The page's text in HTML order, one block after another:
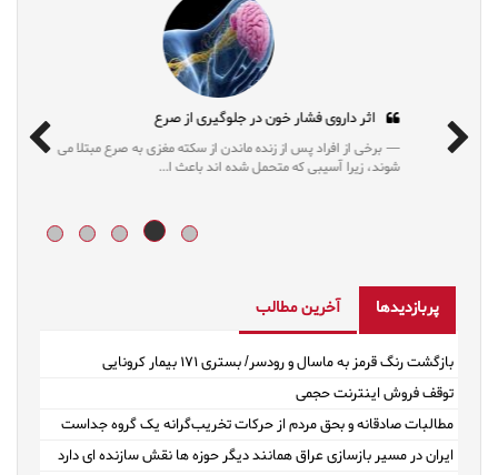
کاهش وزن بدون رژیم‌های مُد روز
نتایج تحقیقات مختلف نشان می دهد رژیم‌های محدودکننده که
این روزها مُد شده، به کاهش وزن طولانی‌مدت کمک...
پربازدیدها آخرین مطالب
بازگشت رنگ قرمز به ماسال و رودسر/ بستری ۱۷۱ بیمار کرونایی
توقف فروش اینترنت حجمی
مطالبات صادقانه و بحق مردم از حرکات تخریب‌گرانه یک گروه جداست
ایران در مسیر بازسازی عراق همانند دیگر حوزه ها نقش سازنده ای دارد